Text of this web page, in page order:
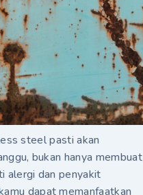
steel pasti akan
bukan hanya membuat
alergi dan penyakit
dapat memanfaatkan